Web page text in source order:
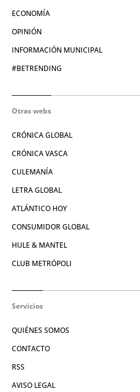
ECONOMÍA
OPINIÓN
INFORMACIÓN MUNICIPAL
#BETRENDING
Otras webs
CRÓNICA GLOBAL
CRÓNICA VASCA
CULEMANÍA
LETRA GLOBAL
ATLÁNTICO HOY
CONSUMIDOR GLOBAL
HULE & MANTEL
CLUB METRÓPOLI
Servicios
QUIÉNES SOMOS
CONTACTO
RSS
AVISO LEGAL